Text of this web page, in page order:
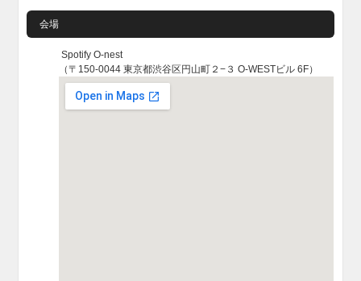
会場
Spotify O-nest
（〒150-0044 東京都渋谷区円山町２−３ O-WESTビル 6F）